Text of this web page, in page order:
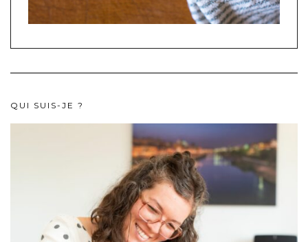
QUI SUIS-JE ?